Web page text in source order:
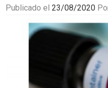
Publicado el 23/08/2020